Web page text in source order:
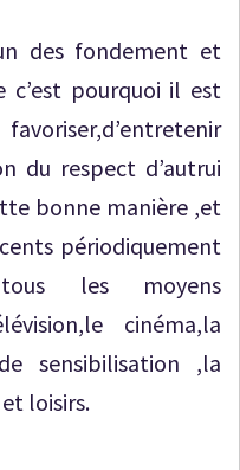
des fondement et
c’est pourquoi il est
du respect d’autrui
bonne manière ,et
périodiquement
les moyens
cinéma,la
sensibilisation ,la
loisirs.